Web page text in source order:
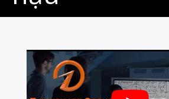
Máy in
Máy in
MED |